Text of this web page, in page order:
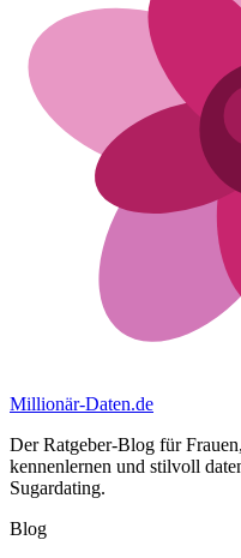
Millionär-Daten.de
Der Ratgeber-Blog für
kennenlernen und stilvoll
Sugardating.
Blog